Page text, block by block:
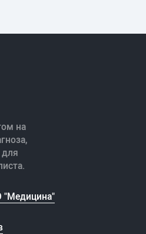
на
"Медицина"